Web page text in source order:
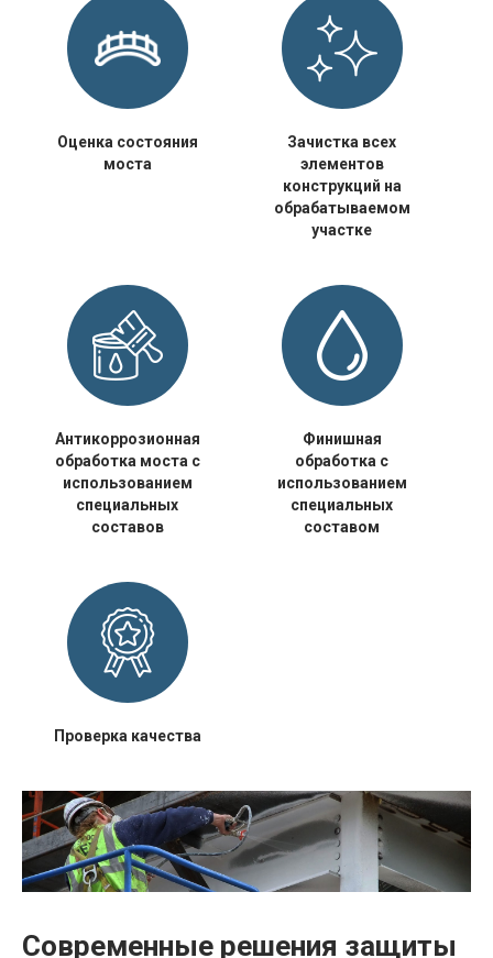
Оценка состояния
моста
Зачистка всех
элементов
конструкций на
обрабатываемом
участке
Антикоррозионная
обработка моста с
использованием
специальных
составов
Финишная
обработка с
использованием
специальных
составом
Проверка качества
Современные решения защиты